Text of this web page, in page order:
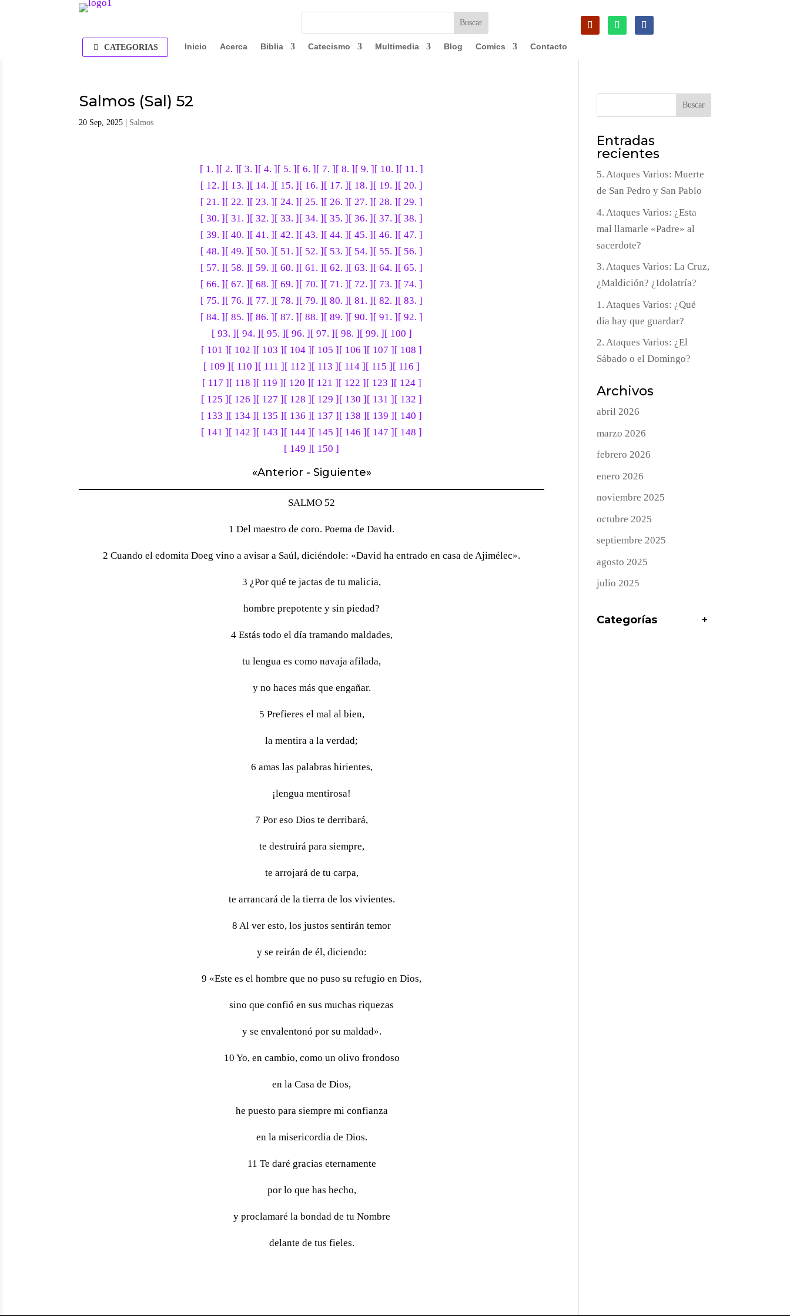
CATEGORIAS Inicio Acerca Biblia Catecismo Multimedia Blog Comics Contacto
Salmos (Sal) 52
20 Sep, 2025 Salmos
[ 1. ] [ 2. ] [ 3. ] [ 4. ] [ 5. ] [ 6. ] [ 7. ] [ 8. ] [ 9. ] [ 10. ] [ 11. ]
[ 12. ] [ 13. ] [ 14. ] [ 15. ] [ 16. ] [ 17. ] [ 18. ] [ 19. ] [ 20. ]
[ 21. ] [ 22. ] [ 23. ] [ 24. ] [ 25. ] [ 26. ] [ 27. ] [ 28. ] [ 29. ]
[ 30. ] [ 31. ] [ 32. ] [ 33. ] [ 34. ] [ 35. ] [ 36. ] [ 37. ] [ 38. ]
[ 39. ] [ 40. ] [ 41. ] [ 42. ] [ 43. ] [ 44. ] [ 45. ] [ 46. ] [ 47. ]
[ 48. ] [ 49. ] [ 50. ] [ 51. ] [ 52. ] [ 53. ] [ 54. ] [ 55. ] [ 56. ]
[ 57. ] [ 58. ] [ 59. ] [ 60. ] [ 61. ] [ 62. ] [ 63. ] [ 64. ] [ 65. ]
[ 66. ] [ 67. ] [ 68. ] [ 69. ] [ 70. ] [ 71. ] [ 72. ] [ 73. ] [ 74. ]
[ 75. ] [ 76. ] [ 77. ] [ 78. ] [ 79. ] [ 80. ] [ 81. ] [ 82. ] [ 83. ]
[ 84. ] [ 85. ] [ 86. ] [ 87. ] [ 88. ] [ 89. ] [ 90. ] [ 91. ] [ 92. ]
[ 93. ] [ 94. ] [ 95. ] [ 96. ] [ 97. ] [ 98. ] [ 99. ] [ 100 ]
[ 101 ] [ 102 ] [ 103 ] [ 104 ] [ 105 ] [ 106 ] [ 107 ] [ 108 ]
[ 109 ] [ 110 ] [ 111 ] [ 112 ] [ 113 ] [ 114 ] [ 115 ] [ 116 ]
[ 117 ] [ 118 ] [ 119 ] [ 120 ] [ 121 ] [ 122 ] [ 123 ] [ 124 ]
[ 125 ] [ 126 ] [ 127 ] [ 128 ] [ 129 ] [ 130 ] [ 131 ] [ 132 ]
[ 133 ] [ 134 ] [ 135 ] [ 136 ] [ 137 ] [ 138 ] [ 139 ] [ 140 ]
[ 141 ] [ 142 ] [ 143 ] [ 144 ] [ 145 ] [ 146 ] [ 147 ] [ 148 ]
[ 149 ] [ 150 ]
«Anterior - Siguiente»
SALMO 52
1 Del maestro de coro. Poema de David.
2 Cuando el edomita Doeg vino a avisar a Saúl, diciéndole: «David ha entrado en casa de Ajimélec».
3 ¿Por qué te jactas de tu malicia,
hombre prepotente y sin piedad?
4 Estás todo el día tramando maldades,
tu lengua es como navaja afilada,
y no haces más que engañar.
5 Prefieres el mal al bien,
la mentira a la verdad;
6 amas las palabras hirientes,
¡lengua mentirosa!
7 Por eso Dios te derribará,
te destruirá para siempre,
te arrojará de tu carpa,
te arrancará de la tierra de los vivientes.
8 Al ver esto, los justos sentirán temor
y se reirán de él, diciendo:
9 «Este es el hombre que no puso su refugio en Dios,
sino que confió en sus muchas riquezas
y se envalentonó por su maldad».
10 Yo, en cambio, como un olivo frondoso
en la Casa de Dios,
he puesto para siempre mi confianza
en la misericordia de Dios.
11 Te daré gracias eternamente
por lo que has hecho,
y proclamaré la bondad de tu Nombre
delante de tus fieles.
Buscar
Entradas
recientes
5. Ataques Varios: Muerte
de San Pedro y San Pablo
4. Ataques Varios: ¿Esta
mal llamarle «Padre» al
sacerdote?
3. Ataques Varios: La Cruz,
¿Maldición? ¿Idolatría?
1. Ataques Varios: ¿Qué
dia hay que guardar?
2. Ataques Varios: ¿El
Sábado o el Domingo?
Archivos
abril 2026
marzo 2026
febrero 2026
enero 2026
noviembre 2025
octubre 2025
septiembre 2025
agosto 2025
julio 2025
Categorías +